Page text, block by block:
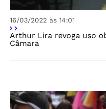
16/03/2022 às 14:01
Arthur Lira revoga uso
Câmara